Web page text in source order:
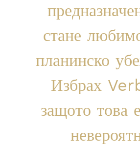
стане
планинско
Избрах
защото това